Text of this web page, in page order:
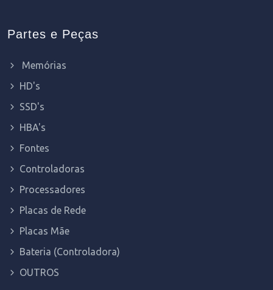
Partes e Peças
Memórias
HD's
SSD's
HBA's
Fontes
Controladoras
Processadores
Placas de Rede
Placas Mãe
Bateria (Controladora)
OUTROS